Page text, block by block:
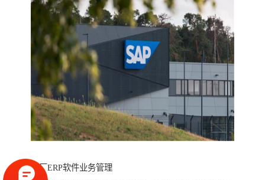
工厂ERP软件业务管理